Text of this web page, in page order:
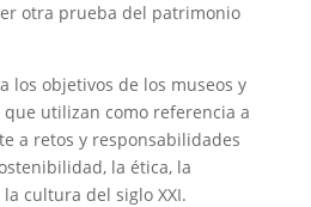
otra prueba del patrimonio
los objetivos de los museos y
que utilizan como referencia a
a retos y responsabilidades
la ética, la
cultura del siglo XXI.